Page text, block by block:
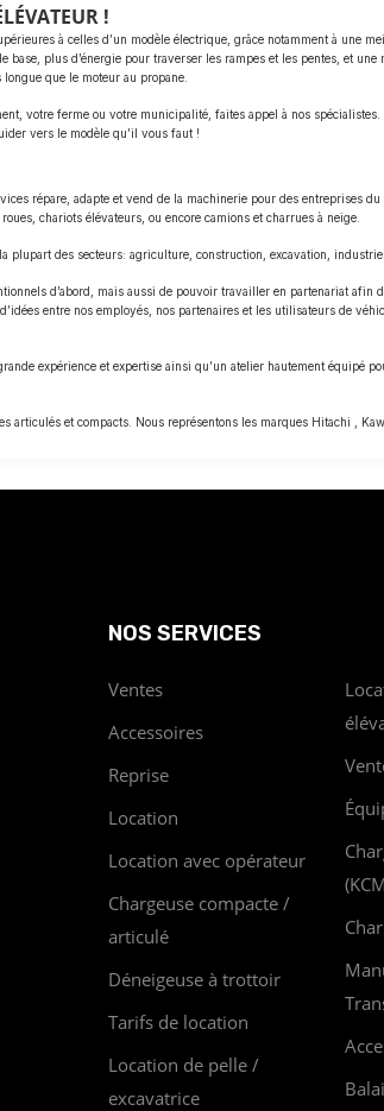
!
à celles d’un modèle électrique, grâce notamment à une
plus d’énergie pour traverser les rampes et les pentes, et
que le moteur au propane.
votre ferme ou votre municipalité, faites appel à nos
vers le modèle qu’il vous faut !
répare, adapte et vend de la machinerie pour des entreprises
chariots élévateurs, ou encore camions et charrues à neige.
plupart des secteurs: agriculture, construction, excavation,
d’abord, mais aussi de pouvoir travailler en partenariat afin
entre nos employés, nos partenaires et les utilisateurs de
expérience et expertise ainsi qu’un atelier hautement équipé
articulés et compacts. Nous représentons les marques Hitachi ,
NOS SERVICES
Ventes
Accessoires
Reprise
Location
Location avec opérateur
Chargeuse compacte /
articulé
Déneigeuse à trottoir
Tarifs de location
Location de pelle /
excavatrice